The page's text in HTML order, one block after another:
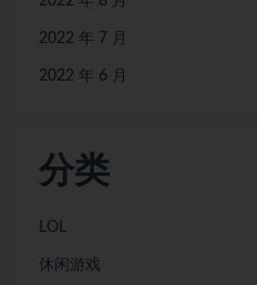
2022 年 7 月
2022 年 6 月
分类
LOL
休闲游戏